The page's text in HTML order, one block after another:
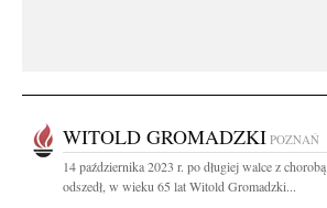
WITOLD GROMADZKI POZNAŃ
14 października 2023 r. po długiej walce z chorobą
odszedł, w wieku 65 lat Witold Gromadzki...